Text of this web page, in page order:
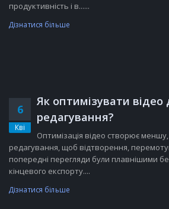
продуктивність і в......
Дізнатися більше
6
Кві
Як оптимізувати
редагування?
Оптимізація відео створює
редагування, щоб відтворення,
попередні перегляди були плавнішими
кінцевого експорту....
Дізнатися більше